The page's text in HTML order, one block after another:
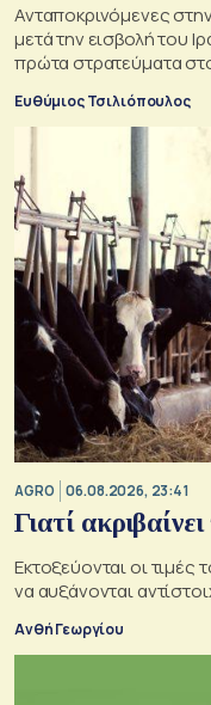
Ανταποκρινόμενες
μετά την εισβολή του
πρώτα στρατεύματα
Ευθύμιος Τσιλιόπουλος
AGRO 06.08.2026, 23:41
Γιατί
Εκτοξεύονται οι
να αυξάνονται
Ανθή Γεωργίου